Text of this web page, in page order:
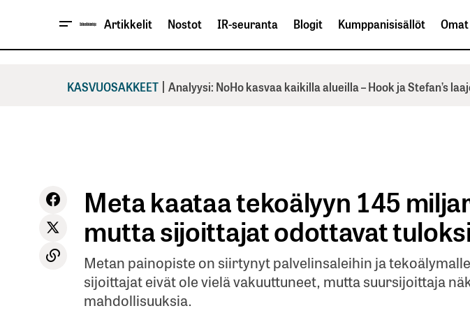
Artikkelit Nostot IR-seuranta Blogit Kumppanisisällöt
KASVUOSAKKEET | Analyysi: NoHo kasvaa kaikilla alueilla – Hook ja Stefan’s
Meta kaataa tekoälyyn 145
mutta sijoittajat odottavat
Metan painopiste on siirtynyt palvelinsaleihin ja
sijoittajat eivät ole vielä vakuuttuneet, mutta suursijoittaja
mahdollisuuksia.